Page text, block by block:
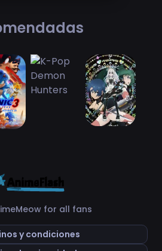
for all fans
y condiciones